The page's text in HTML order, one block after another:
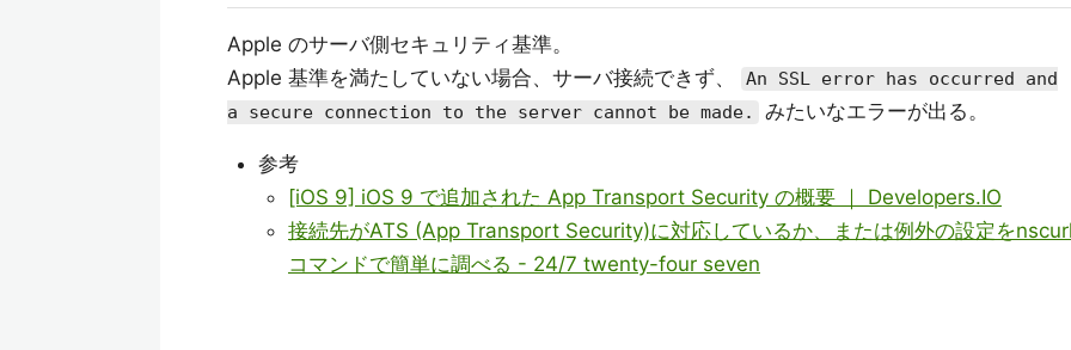
Apple のサーバ側セキュリティ基準。
Apple 基準を満たしていない場合、サーバ接続できず、
An SSL error has occurred and
a secure connection to the server cannot be made.
みたいなエラーが出る。
参考
[iOS 9] iOS 9 で追加された App Transport Security の概要 ｜ Developers.IO
接続先がATS (App Transport Security)に対応しているか、または例外の設定を
コマンドで簡単に調べる - 24/7 twenty-four seven